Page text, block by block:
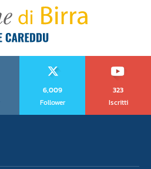
6,009
Follower
323
Iscritti